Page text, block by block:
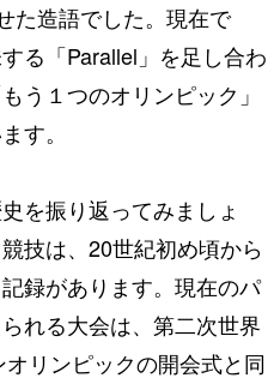
た造語でした。現在で
る「Parallel」を足し合わ
う１つのオリンピック」
す。
を振り返ってみましょ
技は、20世紀初め頃から
録があります。現在のパ
れる大会は、第二次世界
リンピックの開会式と同